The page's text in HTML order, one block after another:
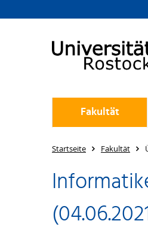
Fakultät
Startseite Fakultät